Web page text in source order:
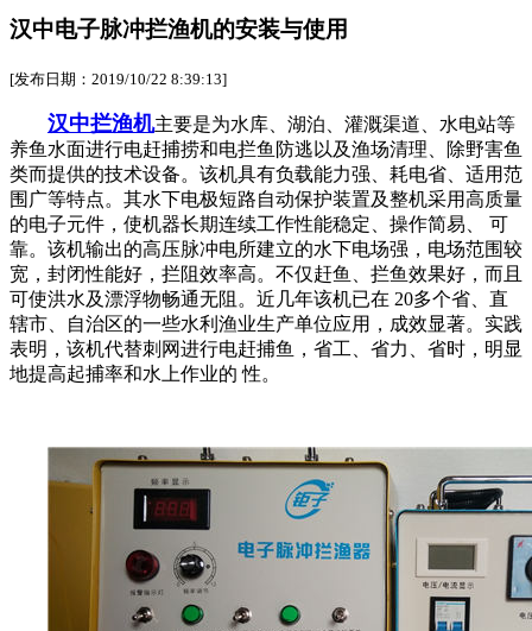
汉中电子脉冲拦渔机的安装与使用
[发布日期：2019/10/22 8:39:13]
汉中拦渔机主要是为水库、湖泊、灌溉渠道、水电站等
养鱼水面进行电赶捕捞和电拦鱼防逃以及渔场清理、除野害鱼
类而提供的技术设备。该机具有负载能力强、耗电省、适用范
围广等特点。其水下电极短路自动保护装置及整机采用高质量
的电子元件，使机器长期连续工作性能稳定、操作简易、 可
靠。该机输出的高压脉冲电所建立的水下电场强，电场范围较
宽，封闭性能好，拦阻效率高。不仅赶鱼、拦鱼效果好，而且
可使洪水及漂浮物畅通无阻。近几年该机已在 20多个省、直
辖市、自治区的一些水利渔业生产单位应用，成效显著。实践
表明，该机代替刺网进行电赶捕鱼，省工、省力、省时，明显
地提高起捕率和水上作业的 性。